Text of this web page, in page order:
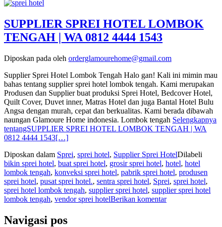
SUPPLIER SPREI HOTEL LOMBOK
TENGAH | WA 0812 4444 1543
Diposkan pada oleh orderglamourehome@gmail.com
Supplier Sprei Hotel Lombok Tengah Halo gan! Kali ini mimin mau
bahas tentang supplier sprei hotel lombok tengah. Kami merupakan
Produsen dan Supplier buat produksi Sprei Hotel, Bedcover Hotel,
Quilt Cover, Duvet inner, Matras Hotel dan juga Bantal Hotel Bulu
Angsa dengan murah, cepat dan berkualitas. Kami berada dibawah
naungan Glamoure Home indonesia. Lombok tengah Selengkapnya
tentangSUPPLIER SPREI HOTEL LOMBOK TENGAH | WA
0812 4444 1543[…]
Diposkan dalam Sprei, sprei hotel, Supplier Sprei HotelDilabeli
bikin sprei hotel, buat sprei hotel, grosir sprei hotel, hotel, hotel
lombok tengah, konveksi sprei hotel, pabrik sprei hotel, produsen
sprei hotel, pusat sprei hotel., sentra sprei hotel, Sprei, sprei hotel,
sprei hotel lombok tengah, supplier sprei hotel, supplier sprei hotel
lombok tengah, vendor sprei hotelBerikan komentar
Navigasi pos